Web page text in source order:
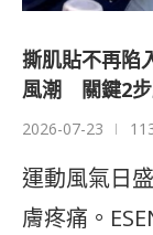
撕肌貼不再陷
風潮 關鍵2
2026-07-23
運動風氣日
膚疼痛。